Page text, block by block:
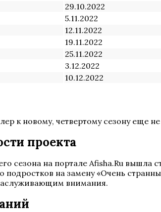
29.10.2022
5.11.2022
12.11.2022
19.11.2022
25.11.2022
3.12.2022
10.12.2022
к новому, четвертому сезону еще
проекта
сезона на портале Afisha.Ru вышла
подростков на замену «Очень
внимания.